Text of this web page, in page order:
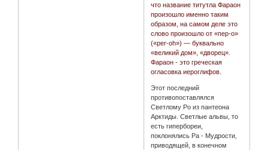
что название титутла Фараон
произошло именно таким
образом, на самом деле это
слово произошло от «пер-о»
(«per-oh») — буквально
«великий дом», «дворец».
Фараон - это греческая
огласовка иероглифов.
Этот последний
противопоставлялся
Светлому Ро из пантеона
Арктиды. Светлые альвы, то
есть гипербореи,
поклонялись Ра - Мудрости,
приводящей, в конечном